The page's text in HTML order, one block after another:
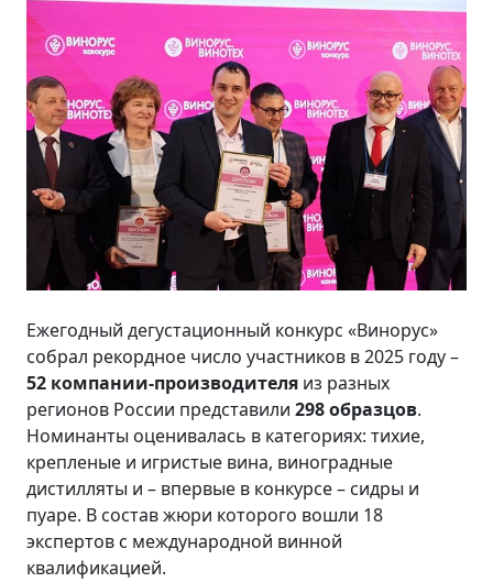
Ежегодный дегустационный конкурс «Винорус»
собрал рекордное число участников в 2025 году –
52 компании-производителя из разных
регионов России представили 298 образцов.
Номинанты оценивалась в категориях: тихие,
крепленые и игристые вина, виноградные
дистилляты и – впервые в конкурсе – сидры и
пуаре. В состав жюри которого вошли 18
экспертов с международной винной
квалификацией.